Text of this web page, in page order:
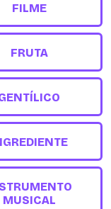
FILME
FRUTA
MUSICAL